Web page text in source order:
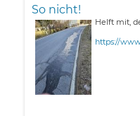
So nicht!
Helft mit,
https://